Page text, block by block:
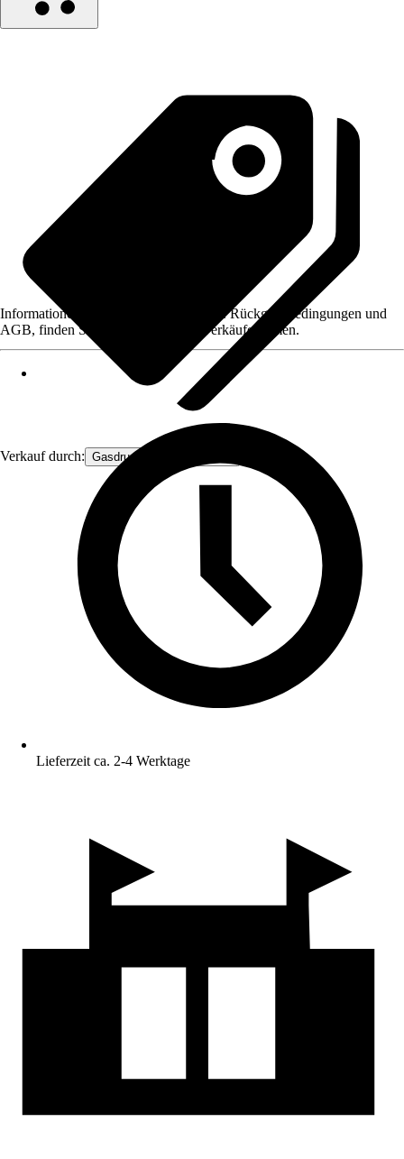
Verkauf durch: Gasdruckfeder Großhandel
Informationen des Verkäufers, wie z. B. Rückgabebedingungen und
AGB, finden Sie bei Klick auf den Verkäufernamen.
Lieferzeit ca. 2-4 Werktage